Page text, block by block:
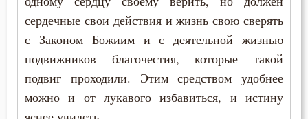
Закон Божий
Любовь к Богу
Милостыня
Варсонофий Оптинский (Плиханков)
Василий Великий
Григорий Великий (Двоеслов)
сердечные свои действия и жизнь свою сверять
с Законом Божиим и с деятельной жизнью
подвижников благочестия, которые такой
подвиг проходили. Этим средством удобнее
можно и от лукавого избавиться, и истину